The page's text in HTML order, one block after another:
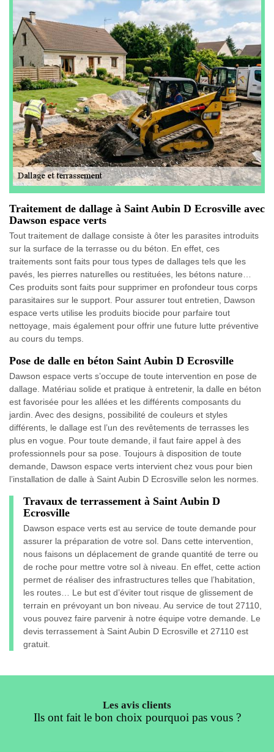
Traitement de dallage à Saint Aubin D Ecrosville avec
Dawson espace verts
Tout traitement de dallage consiste à ôter les parasites introduits
sur la surface de la terrasse ou du béton. En effet, ces
traitements sont faits pour tous types de dallages tels que les
pavés, les pierres naturelles ou restituées, les bétons nature…
Ces produits sont faits pour supprimer en profondeur tous corps
parasitaires sur le support. Pour assurer tout entretien, Dawson
espace verts utilise les produits biocide pour parfaire tout
nettoyage, mais également pour offrir une future lutte préventive
au cours du temps.
Pose de dalle en béton Saint Aubin D Ecrosville
Dawson espace verts s’occupe de toute intervention en pose de
dallage. Matériau solide et pratique à entretenir, la dalle en béton
est favorisée pour les allées et les différents composants du
jardin. Avec des designs, possibilité de couleurs et styles
différents, le dallage est l’un des revêtements de terrasses les
plus en vogue. Pour toute demande, il faut faire appel à des
professionnels pour sa pose. Toujours à disposition de toute
demande, Dawson espace verts intervient chez vous pour bien
l’installation de dalle à Saint Aubin D Ecrosville selon les normes.
Travaux de terrassement à Saint Aubin D
Ecrosville
Dawson espace verts est au service de toute demande pour
assurer la préparation de votre sol. Dans cette intervention,
nous faisons un déplacement de grande quantité de terre ou
de roche pour mettre votre sol à niveau. En effet, cette action
permet de réaliser des infrastructures telles que l’habitation,
les routes… Le but est d’éviter tout risque de glissement de
terrain en prévoyant un bon niveau. Au service de tout 27110,
vous pouvez faire parvenir à notre équipe votre demande. Le
devis terrassement à Saint Aubin D Ecrosville et 27110 est
gratuit.
Les avis clients
Ils ont fait le bon choix pourquoi pas vous ?